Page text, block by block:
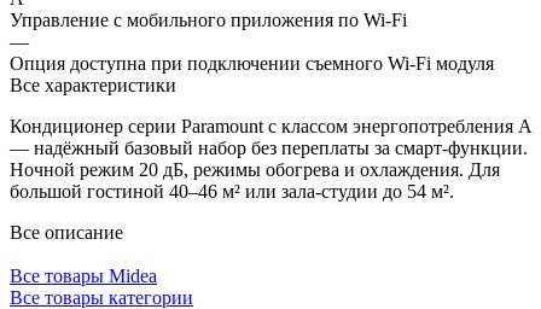
Управление c мобильного приложения по Wi-Fi
—
Опция доступна при подключении съемного Wi-Fi модуля
Все характеристики
Кондиционер серии Paramount с классом энергопотребления A
— надёжный базовый набор без переплаты за смарт-функции.
Ночной режим 20 дБ, режимы обогрева и охлаждения. Для
большой гостиной 40–46 м² или зала-студии до 54 м².
Все описание
Все товары Midea
Все товары категории